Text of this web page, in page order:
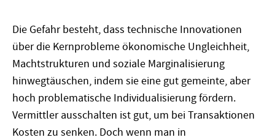
Die Gefahr besteht, dass technische Innovationen
über die Kernprobleme ökonomische Ungleichheit,
Machtstrukturen und soziale Marginalisierung
hinwegtäuschen, indem sie eine gut gemeinte, aber
hoch problematische Individualisierung fördern.
Vermittler ausschalten ist gut, um bei Transaktionen
Kosten zu senken. Doch wenn man in